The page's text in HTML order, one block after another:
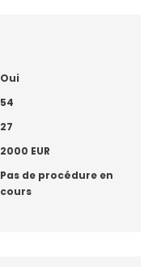
Oui
54
27
2000 EUR
Pas de procédure en
cours